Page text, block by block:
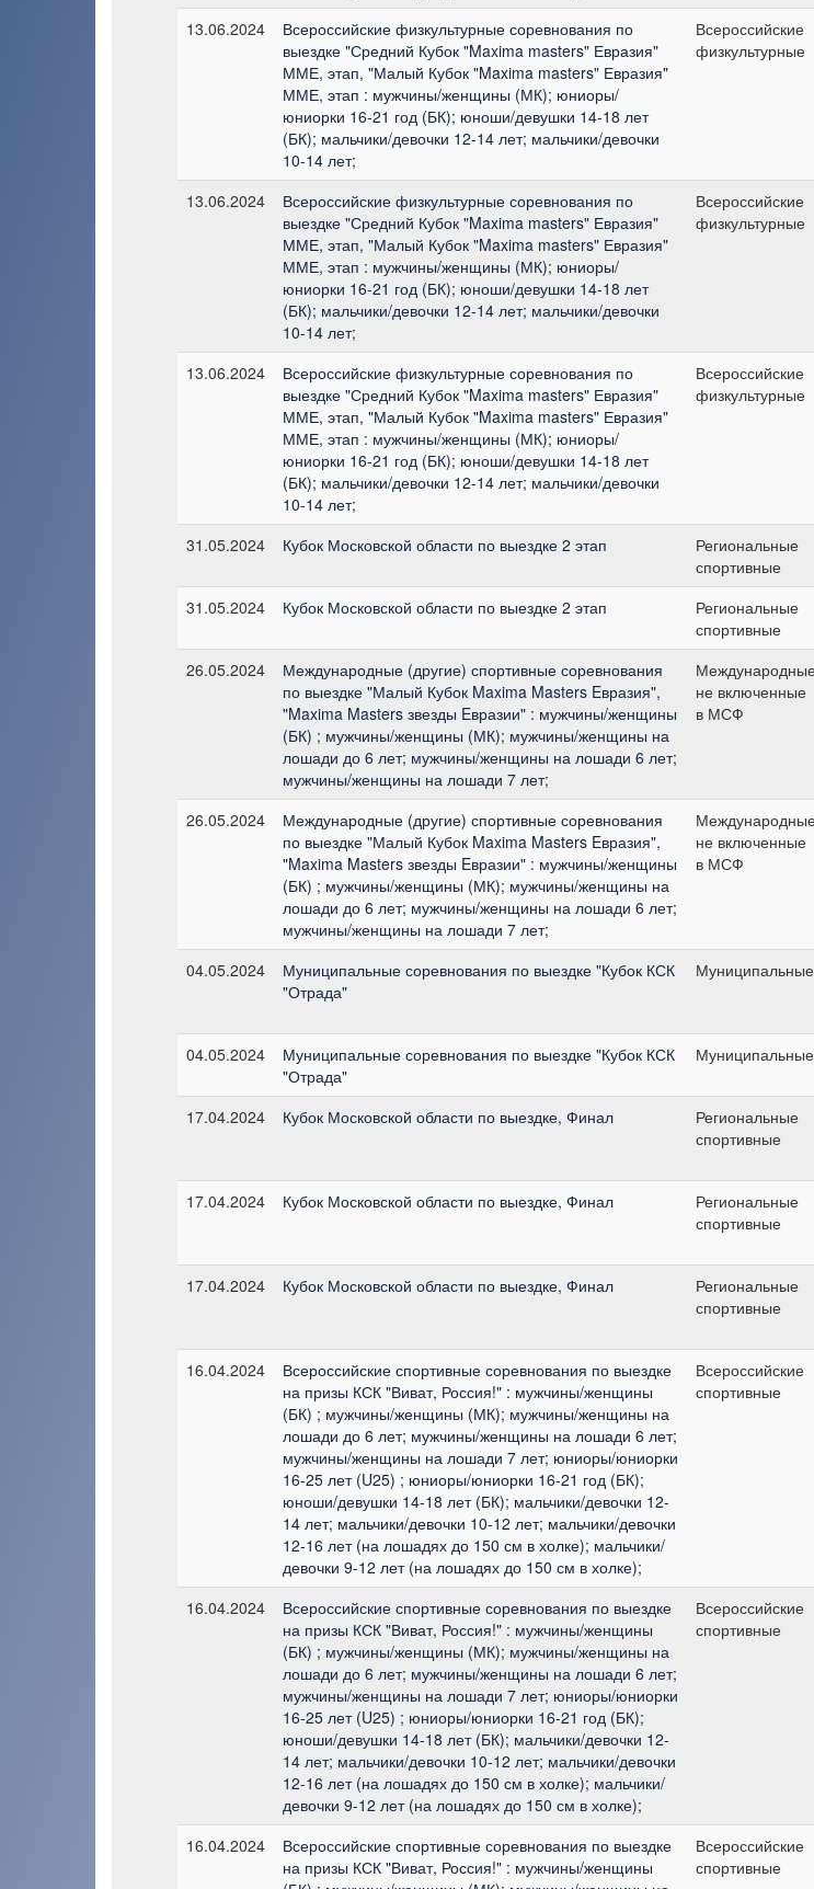
13.06.2024
Всероссийские физкультурные соревнования по
выездке "Средний Кубок "Maxima masters" Евразия"
ММЕ, этап, "Малый Кубок "Maxima masters" Евразия"
ММЕ, этап : мужчины/женщины (МК); юниоры/
юниорки 16-21 год (БК); юноши/девушки 14-18 лет
(БК); мальчики/девочки 12-14 лет; мальчики/девочки
10-14 лет;
Всероссийские
физкультурные
13.06.2024
Всероссийские физкультурные соревнования по
выездке "Средний Кубок "Maxima masters" Евразия"
ММЕ, этап, "Малый Кубок "Maxima masters" Евразия"
ММЕ, этап : мужчины/женщины (МК); юниоры/
юниорки 16-21 год (БК); юноши/девушки 14-18 лет
(БК); мальчики/девочки 12-14 лет; мальчики/девочки
10-14 лет;
Всероссийские
физкультурные
13.06.2024
Всероссийские физкультурные соревнования по
выездке "Средний Кубок "Maxima masters" Евразия"
ММЕ, этап, "Малый Кубок "Maxima masters" Евразия"
ММЕ, этап : мужчины/женщины (МК); юниоры/
юниорки 16-21 год (БК); юноши/девушки 14-18 лет
(БК); мальчики/девочки 12-14 лет; мальчики/девочки
10-14 лет;
Всероссийские
физкультурные
31.05.2024 Кубок Московской области по выездке 2 этап
Региональные
спортивные
31.05.2024 Кубок Московской области по выездке 2 этап
Региональные
спортивные
26.05.2024
Международные (другие) спортивные соревнования
по выездке "Малый Кубок Maxima Masters Eвразия",
"Maxima Masters звезды Eвразии" : мужчины/женщины
(БК) ; мужчины/женщины (МК); мужчины/женщины на
лошади до 6 лет; мужчины/женщины на лошади 6 лет;
мужчины/женщины на лошади 7 лет;
Международные
не включенные
в МСФ
26.05.2024
Международные (другие) спортивные соревнования
по выездке "Малый Кубок Maxima Masters Eвразия",
"Maxima Masters звезды Eвразии" : мужчины/женщины
(БК) ; мужчины/женщины (МК); мужчины/женщины на
лошади до 6 лет; мужчины/женщины на лошади 6 лет;
мужчины/женщины на лошади 7 лет;
не включенные
в МСФ
04.05.2024
Муниципальные соревнования по выездке "Кубок КСК
"Отрада"
Муниципальные
04.05.2024
Муниципальные соревнования по выездке "Кубок КСК
"Отрада"
Муниципальные
17.04.2024 Кубок Московской области по выездке, Финал
Региональные
спортивные
17.04.2024 Кубок Московской области по выездке, Финал
Региональные
спортивные
17.04.2024 Кубок Московской области по выездке, Финал
Региональные
спортивные
16.04.2024
Всероссийские спортивные соревнования по выездке
на призы КСК "Виват, Россия!" : мужчины/женщины
(БК) ; мужчины/женщины (МК); мужчины/женщины на
лошади до 6 лет; мужчины/женщины на лошади 6 лет;
мужчины/женщины на лошади 7 лет; юниоры/юниорки
16-25 лет (U25) ; юниоры/юниорки 16-21 год (БК);
юноши/девушки 14-18 лет (БК); мальчики/девочки 12-
14 лет; мальчики/девочки 10-12 лет; мальчики/девочки
12-16 лет (на лошадях до 150 см в холке); мальчики/
девочки 9-12 лет (на лошадях до 150 см в холке);
Всероссийские
спортивные
16.04.2024
Всероссийские спортивные соревнования по выездке
на призы КСК "Виват, Россия!" : мужчины/женщины
(БК) ; мужчины/женщины (МК); мужчины/женщины на
лошади до 6 лет; мужчины/женщины на лошади 6 лет;
мужчины/женщины на лошади 7 лет; юниоры/юниорки
16-25 лет (U25) ; юниоры/юниорки 16-21 год (БК);
юноши/девушки 14-18 лет (БК); мальчики/девочки 12-
14 лет; мальчики/девочки 10-12 лет; мальчики/девочки
12-16 лет (на лошадях до 150 см в холке); мальчики/
девочки 9-12 лет (на лошадях до 150 см в холке);
Всероссийские
спортивные
16.04.2024
Всероссийские спортивные соревнования по выездке
на призы КСК "Виват, Россия!" : мужчины/женщины
Всероссийские
спортивные